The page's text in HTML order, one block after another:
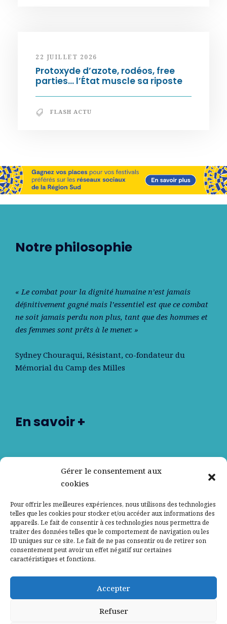
Gérer le consentement aux
cookies
Pour offrir les meilleures expériences, nous utilisons des technologies
telles que les cookies pour stocker et/ou accéder aux informations des
appareils. Le fait de consentir à ces technologies nous permettra de
traiter des données telles que le comportement de navigation ou les
ID uniques sur ce site. Le fait de ne pas consentir ou de retirer son
consentement peut avoir un effet négatif sur certaines
caractéristiques et fonctions.
Accepter
Refuser
22 JUILLET 2026
Protoxyde d’azote, rodéos, free
parties… l’État muscle sa riposte
FLASH ACTU
Notre philosophie
« Le combat pour la dignité humaine n’est jamais
déﬁnitivement gagné mais l’essentiel est que ce combat
ne soit jamais perdu non plus, tant que des hommes et
des femmes sont prêts à le mener. »
Sydney Chouraqui, Résistant, co-fondateur du
Mémorial du Camp des Milles
En savoir +
Contactez-nous
Mentions légales